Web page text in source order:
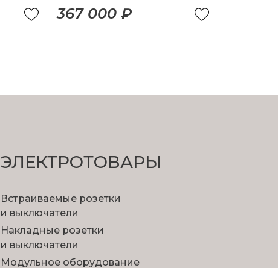
367 000 ₽
ЭЛЕКТРОТОВАРЫ
Встраиваемые розетки
и выключатели
Накладные розетки
и выключатели
Модульное оборудование